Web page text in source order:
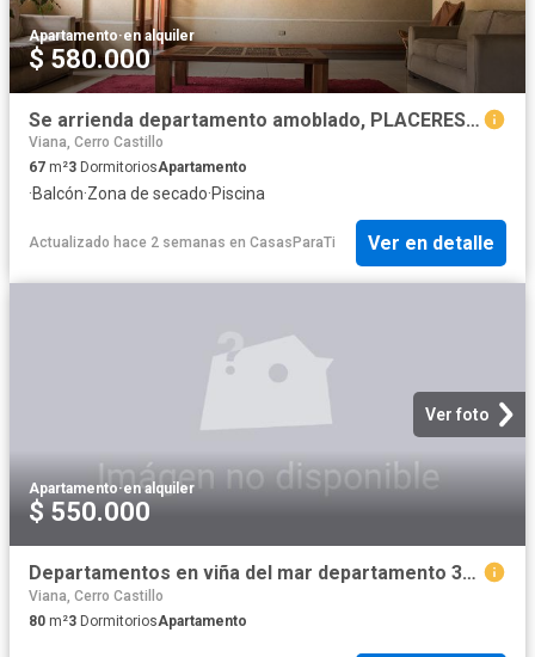
Apartamento·en alquiler
$ 580.000
Se arrienda departamento amoblado, PLACERES, VALPARAISO
Viana, Cerro Castillo
67 m²3 DormitoriosApartamento
·Balcón·Zona de secado·Piscina
Actualizado hace 2 semanas en CasasParaTi Ver en detalle
Ver foto
Apartamento·en alquiler
$ 550.000
Departamentos en viña del mar departamento 3d + 2b en costa reñaca
Viana, Cerro Castillo
80 m²3 DormitoriosApartamento